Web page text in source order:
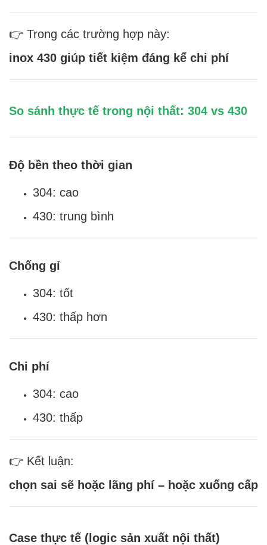
👉 Trong các trường hợp này:
inox 430 giúp tiết kiệm đáng kể chi phí
So sánh thực tế trong nội thất: 304 vs 430
Độ bền theo thời gian
304: cao
430: trung bình
Chống gỉ
304: tốt
430: thấp hơn
Chi phí
304: cao
430: thấp
👉 Kết luận:
chọn sai sẽ hoặc lãng phí – hoặc xuống cấp
Case thực tế (logic sản xuất nội thất)